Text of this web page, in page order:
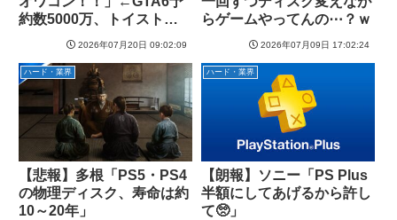
約数5000万、トイストー
リー大ヒット あれ？
2026年07月20日 09:02:09
らゲームやってんの⋯？ｗ
2026年07月09日 17:02:24
ハード・業界
【悲報】多根「PS5・PS4
の物理ディスク、寿命は約
10～20年」
ハード・業界
【朗報】ソニー「PS Plus
半額にしてあげるから許し
て🥺」